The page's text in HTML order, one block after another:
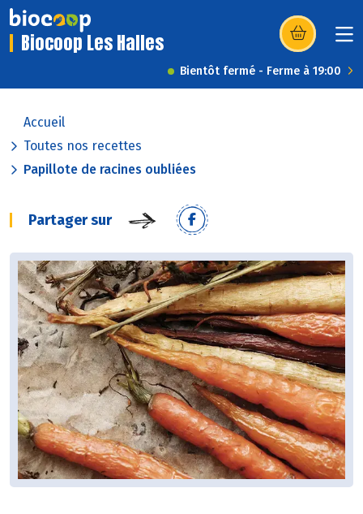
Biocoop Les Halles (s’ouvre dans
Bientôt fermé - Ferme à 19:00
Accueil
Toutes nos recettes
Papillote de racines oubliées
Partager sur